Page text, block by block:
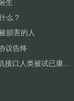
生
么？
损害的人
议告终
马斯克宣布首位Neuralink脑机接口人类被试已康复，医学专家批评“不是科学”